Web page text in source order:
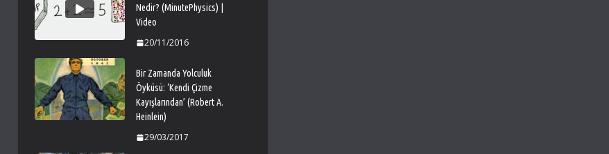
Nedir? (MinutePhysics) |
Video
20/11/2016
Bir Zamanda Yolculuk
Öyküsü: ‘Kendi Çizme
Kayışlarından’ (Robert A.
Heinlein)
29/03/2017